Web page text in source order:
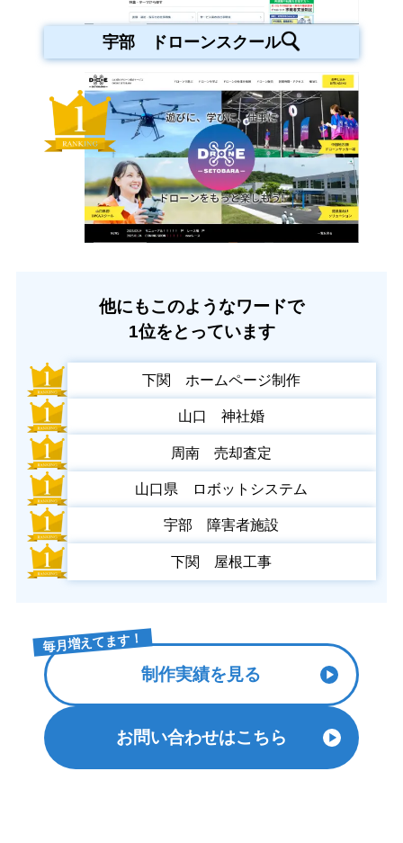
宇部 ドローンスクール
他にもこのようなワードで
1位をとっています
下関 ホームページ制作
山口 神社婚
周南 売却査定
山口県 ロボットシステム
宇部 障害者施設
下関 屋根工事
毎月増えてます！
制作実績を見る
お問い合わせはこちら